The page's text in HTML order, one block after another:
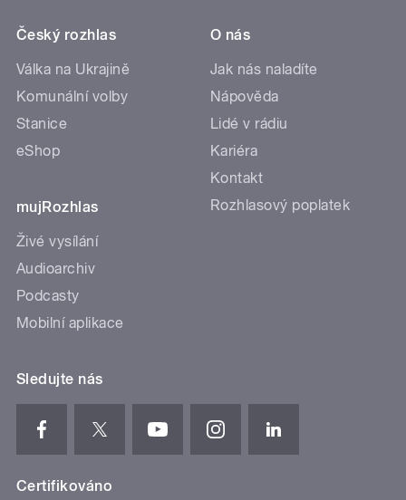
Český rozhlas
Válka na Ukrajině
Komunální volby
Stanice
eShop
mujRozhlas
Živé vysílání
Audioarchiv
Podcasty
Mobilní aplikace
O nás
Jak nás naladíte
Nápověda
Lidé v rádiu
Kariéra
Kontakt
Rozhlasový poplatek
Sledujte nás
Certifikováno